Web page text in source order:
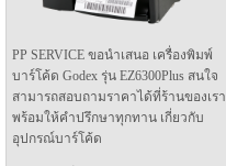
PP SERVICE ขอนำเสนอ เครื่องพิมพ์
บาร์โค้ด Godex รุ่น EZ6300Plus สนใจ
สามารถสอบถามราคาได้ที่ร้านของเรา
พร้อมให้คำปรึกษาทุกทาน เกี่ยวกับ
อุปกรณ์บาร์โค้ด